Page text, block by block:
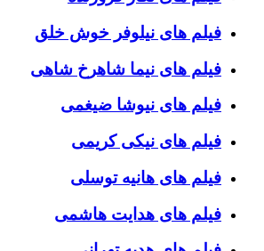
فیلم های نیلوفر خوش خلق
فیلم های نیما شاهرخ شاهی
فیلم های نیوشا ضیغمی
فیلم های نیکی کریمی
فیلم های هانیه توسلی
فیلم های هدایت هاشمی